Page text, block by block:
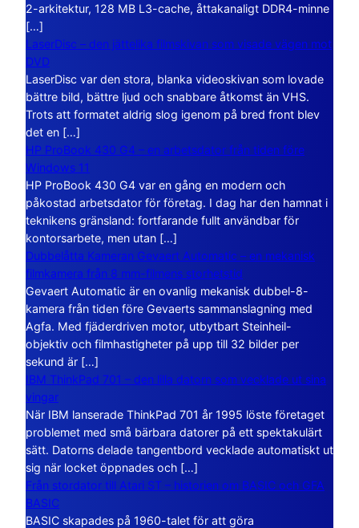
2-arkitektur, 128 MB L3-cache, åttakanaligt DDR4-minne
[…]
LaserDisc – den jättelika filmskivan som visade vägen mot
DVD
LaserDisc var den stora, blanka videoskivan som lovade
bättre bild, bättre ljud och snabbare åtkomst än VHS.
Trots att formatet aldrig slog igenom på bred front blev
det en […]
HP ProBook 430 G4 – en arbetsdator från tiden före
Windows 11
HP ProBook 430 G4 var en gång en modern och
påkostad arbetsdator för företag. I dag har den hamnat i
teknikens gränsland: fortfarande fullt användbar för
kontorsarbete, men utan […]
Dubbelåtta Kameran Gevaert Automatic – en mekanisk
filmkamera från 8 mm-filmens storhetstid
Gevaert Automatic är en ovanlig mekanisk dubbel-8-
kamera från tiden före Gevaerts sammanslagning med
Agfa. Med fjäderdriven motor, utbytbart Steinheil-
objektiv och filmhastigheter på upp till 32 bilder per
sekund är […]
IBM ThinkPad 701 – den lilla datorn som vecklade ut sina
vingar
När IBM lanserade ThinkPad 701 år 1995 löste företaget
problemet med små bärbara datorer på ett spektakulärt
sätt. Datorns delade tangentbord vecklade automatiskt ut
sig när locket öppnades och […]
Från stordator till Atari ST – historien om BASIC och GFA
BASIC
BASIC skapades på 1960-talet för att göra